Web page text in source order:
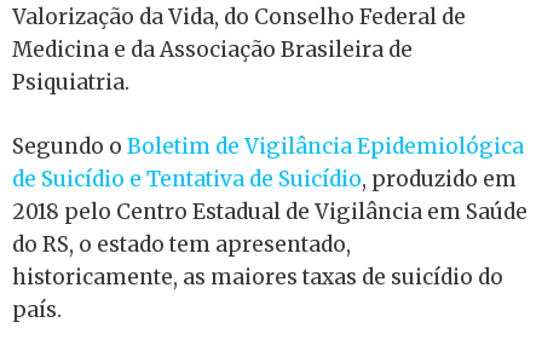
Valorização da Vida, do Conselho Federal de
Medicina e da Associação Brasileira de
Psiquiatria.
Segundo o Boletim de Vigilância Epidemiológica
de Suicídio e Tentativa de Suicídio, produzido em
2018 pelo Centro Estadual de Vigilância em Saúde
do RS, o estado tem apresentado,
historicamente, as maiores taxas de suicídio do
país.